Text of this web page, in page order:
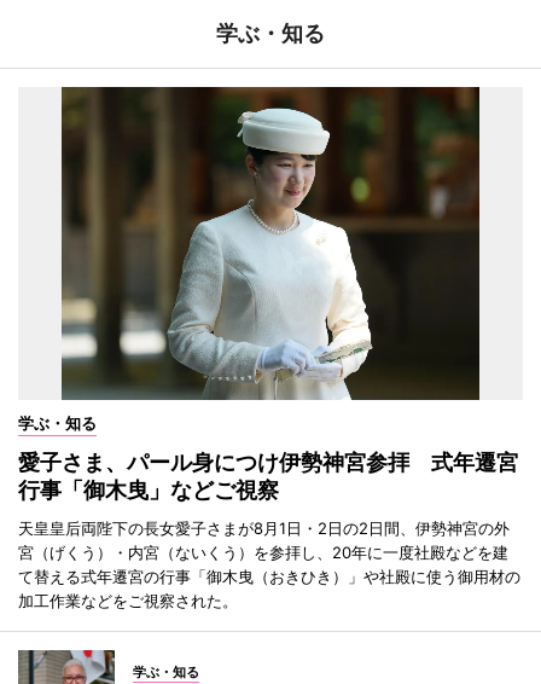
学ぶ・知る
学ぶ・知る
愛子さま、パール身につけ伊勢神宮参拝 式年遷宮
行事「御木曳」などご視察
天皇皇后両陛下の長女愛子さまが8月1日・2日の2日間、伊勢神宮の外
宮（げくう）・内宮（ないくう）を参拝し、20年に一度社殿などを建
て替える式年遷宮の行事「御木曳（おきひき）」や社殿に使う御用材の
加工作業などをご視察された。
学ぶ・知る